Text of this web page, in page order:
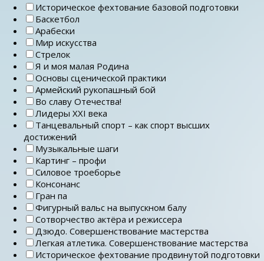
Историческое фехтование базовой подготовки
Баскетбол
Арабески
Мир искусства
Стрелок
Я и моя малая Родина
Основы сценической практики
Армейский рукопашный бой
Во славу Отечества!
Лидеры ХХI века
Танцевальный спорт – как спорт высших
достижений
Музыкальные шаги
Картинг – профи
Силовое троеборье
Консонанс
Гран па
Фигурный вальс на выпускном балу
Сотворчество актёра и режиссера
Дзюдо. Совершенствование мастерства
Легкая атлетика. Совершенствование мастерства
Историческое фехтование продвинутой подготовки